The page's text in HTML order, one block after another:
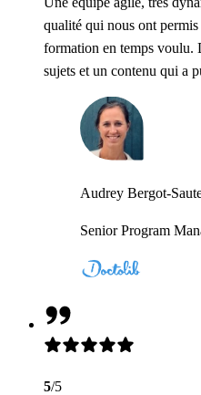
qualité qui nous ont
formation en temps voulu.
sujets et un contenu qui a
Audrey Bergot-
Senior Program
5/5